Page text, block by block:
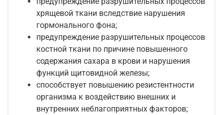
хрящевой ткани вследствие нарушения
гормонального фона;
предупреждение разрушительных процессов
костной ткани по причине повышенного
содержания сахара в крови и нарушения
функций щитовидной железы;
способствует повышению резистентности
организма к воздействию внешних и
внутренних неблагоприятных факторов;